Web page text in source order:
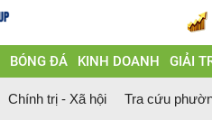
BÓNG ĐÁ KINH DOANH GIẢI
Chính trị - Xã hội Tra cứu